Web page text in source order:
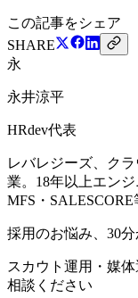
この記事をシェア
SHARE
永
永井涼平
HRdev代表
レバレジーズ、ク
業。18年以上エン
MFS・SALESCORE
採用のお悩み、30
スカウト運用・媒
相談ください